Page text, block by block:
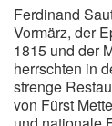
Ferdinand
Vormärz, der
1815 und der
herrschten in
strenge
von Fürst